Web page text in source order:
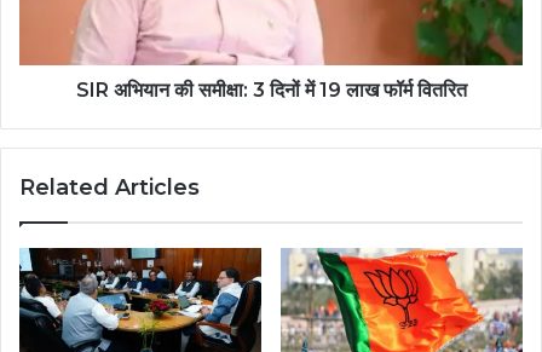
SIR अभियान की समीक्षा: 3 दिनों में 19 लाख फॉर्म वितरित
Related Articles